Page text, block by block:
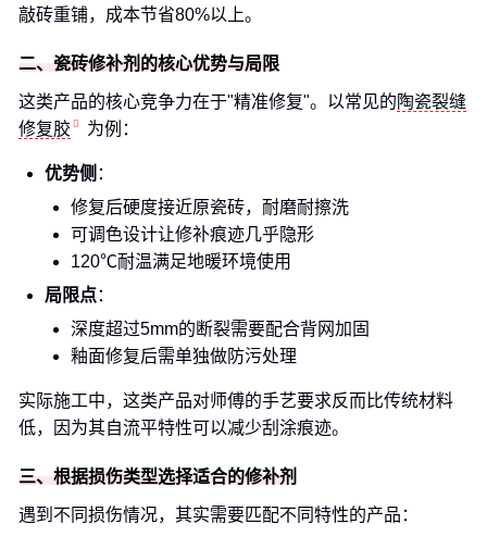
敲砖重铺，成本节省80%以上。
二、瓷砖修补剂的核心优势与局限
这类产品的核心竞争力在于"精准修复"。以常见的陶瓷裂缝
修复胶
为例：
优势侧 ：
修复后硬度接近原瓷砖，耐磨耐擦洗
可调色设计让修补痕迹几乎隐形
120℃耐温满足地暖环境使用
局限点：
深度超过5mm的断裂需要配合背网加固
釉面修复后需单独做防污处理
实际施工中，这类产品对师傅的手艺要求反而比传统材料
低，因为其自流平特性可以减少刮涂痕迹。
三、根据损伤类型选择适合的修补剂
遇到不同损伤情况，其实需要匹配不同特性的产品：